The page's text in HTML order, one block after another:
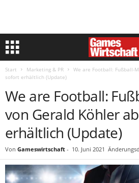
Start Marketing & PR
We are Football: Fußball-
sofort erhältlich (Update)
We are Football:
von Gerald Köhler
erhältlich (Update)
Von Gameswirtschaft - 10. Juni 2021